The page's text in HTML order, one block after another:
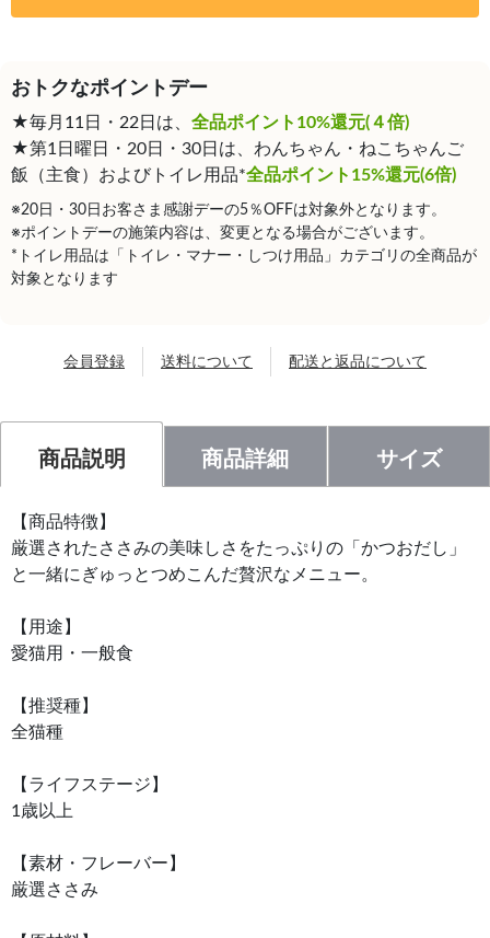
おトクなポイントデー
★毎月11日・22日は、 全品ポイント10%還元(４倍)
★第1日曜日・20日・30日は、わんちゃん・ねこちゃんご
飯（主食）およびトイレ用品*全品ポイント15%還元(6倍)
※20日・30日お客さま感謝デーの5％OFFは対象外となります。
※ポイントデーの施策内容は、変更となる場合がございます。
*トイレ用品は「トイレ・マナー・しつけ用品」カテゴリの全商品が
対象となります
会員登録 送料について 配送と返品について
商品説明 商品詳細 サイズ
【商品特徴】
厳選されたささみの美味しさをたっぷりの「かつおだし」
と一緒にぎゅっとつめこんだ贅沢なメニュー。
【用途】
愛猫用・一般食
【推奨種】
全猫種
【ライフステージ】
1歳以上
【素材・フレーバー】
厳選ささみ